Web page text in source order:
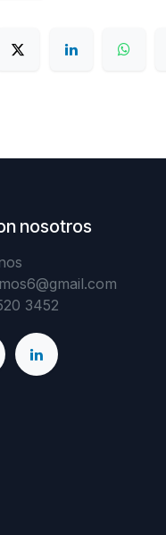
nosotros
3452